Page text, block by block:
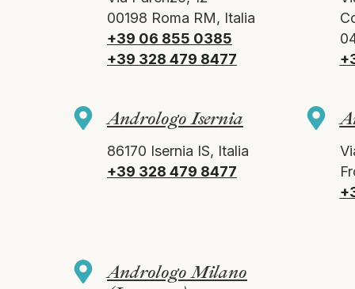
00198 Roma RM, Italia
+39 06 855 0385
+39 328 479 8477
Andrologo Isernia
86170 Isernia IS, Italia
+39 328 479 8477
Andrologo Milano